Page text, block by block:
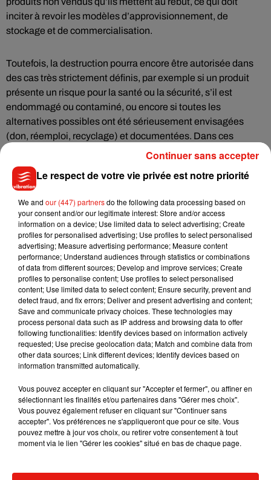
inciter à revoir les modèles d’approvisionnement, de
stockage et de commercialisation.
Toutefois, la destruction pourra encore être autorisée dans
des cas très strictement définis, par exemple si un produit
présente un risque pour la santé ou la sécurité, s’il est
endommagé ou contaminé, ou encore si toutes les
alternatives possibles ont été sérieusement envisagées
(don, réemploi, recyclage) et documentées. Dans ces
situations, les entreprises devront justifier et prouver qu’elles
ont exploré d’autres options avant de recourir à la
destruction.
Au-delà de la réduction des déchets, ces nouvelles règles
visent à créer une concurrence plus équitable entre les
entreprises qui adoptent des pratiques responsables et
celles qui continuent de privilégier la destruction comme
solution facile. Elles s’inscrivent dans une démarche plus
large de transition vers une économie circulaire, où les
produits sont conçus pour être durables, réparables,
réutilisables ou recyclables.
Musique
Julien Lieb s’essaye à la vie de chatelain
dans son nouveau clip
Le respect de votre vie privée est notre priorité
We and our (447) partnersdo the following data processing based on
your consent and/or our legitimate interest: Store and/or access
information on a device; Use limited data to select advertising; Create
profiles for personalised advertising; Use profiles to select personalised
advertising; Measure advertising performance; Measure content
performance; Understand audiences through statistics or combinations
of data from different sources; Develop and improve services; Create
profiles to personalise content; Use profiles to select personalised
content; Use limited data to select content; Ensure security, prevent and
detect fraud, and fix errors; Deliver and present advertising and content;
Save and communicate privacy choices. These technologies may
process personal data such as IP address and browsing data to offer
following functionalities: Identify devices based on information actively
requested; Use precise geolocation data; Match and combine data from
other data sources; Link different devices; Identify devices based on
information transmitted automatically.
Vous pouvez accepter en cliquant sur "Accepter et fermer", ou affiner en
sélectionnant les finalités et/ou partenaires dans "Gérer mes choix".
Vous pouvez également refuser en cliquant sur "Continuer sans
accepter". Vos préférences ne s'appliqueront que pour ce site. Vous
pouvez mettre à jour vos choix, ou retirer votre consentement à tout
moment via le lien "Gérer les cookies" situé en bas de chaque page.
Continuer sans accepter